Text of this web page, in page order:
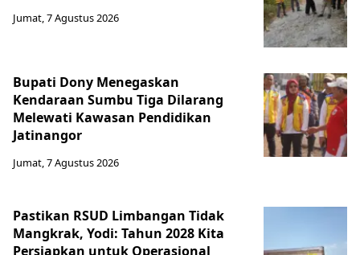
Jumat, 7 Agustus 2026
Bupati Dony Menegaskan
Kendaraan Sumbu Tiga Dilarang
Melewati Kawasan Pendidikan
Jatinangor
Jumat, 7 Agustus 2026
Pastikan RSUD Limbangan Tidak
Mangkrak, Yodi: Tahun 2028 Kita
Persiapkan untuk Operasional